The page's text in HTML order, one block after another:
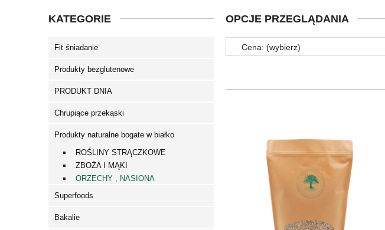
KATEGORIE
Fit śniadanie
Produkty bezglutenowe
PRODUKT DNIA
Chrupiące przekąski
Produkty naturalne bogate w białko
ROŚLINY STRĄCZKOWE
ZBOŻA I MĄKI
ORZECHY , NASIONA
Superfoods
Bakalie
OPCJE PRZEGLĄDANIA
Cena: (wybierz)